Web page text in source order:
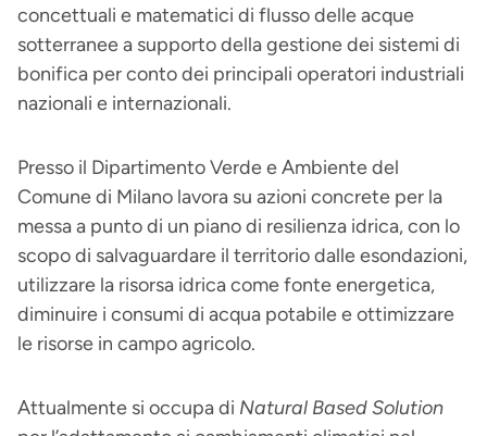
concettuali e matematici di flusso delle acque
sotterranee a supporto della gestione dei sistemi di
bonifica per conto dei principali operatori industriali
nazionali e internazionali.
Presso il Dipartimento Verde e Ambiente del
Comune di Milano lavora su azioni concrete per la
messa a punto di un piano di resilienza idrica, con lo
scopo di salvaguardare il territorio dalle esondazioni,
utilizzare la risorsa idrica come fonte energetica,
diminuire i consumi di acqua potabile e ottimizzare
le risorse in campo agricolo.
Attualmente si occupa di Natural Based Solution